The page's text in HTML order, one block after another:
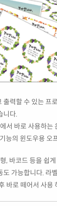
출력할 수 있는 프
니다.
서 바로 사용하는
능의 윈도우용 오
, 바코드 등을 쉽
도 가능합니다. 라
바로 떼어서 사용